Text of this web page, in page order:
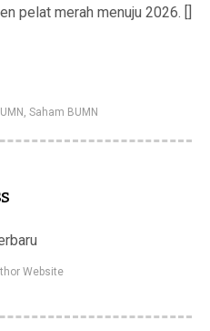
pelat merah menuju 2026. []
, Saham BUMN
Website